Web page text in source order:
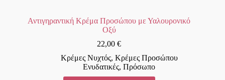
Αντιγηραντική Κρέμα Προσώπου με Υαλουρονικό
Οξύ
22,00€
Κρέμες Νυχτός, Κρέμες Προσώπου
Ενυδατικές,Πρόσωπο